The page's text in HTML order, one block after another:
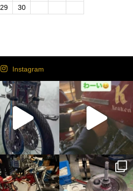
29 30
Instagram